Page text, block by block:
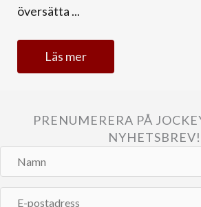
översätta ...
Läs mer
PRENUMERERA PÅ
NYHETSBREV!
Namn